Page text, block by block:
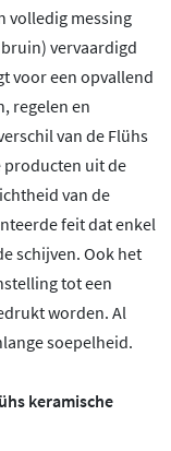
volledig messing
vervaardigd
voor een opvallend
regelen en
van de Flühs
producten uit de
van de
feit dat enkel
schijven. Ook het
tot een
worden. Al
soepelheid.
keramische